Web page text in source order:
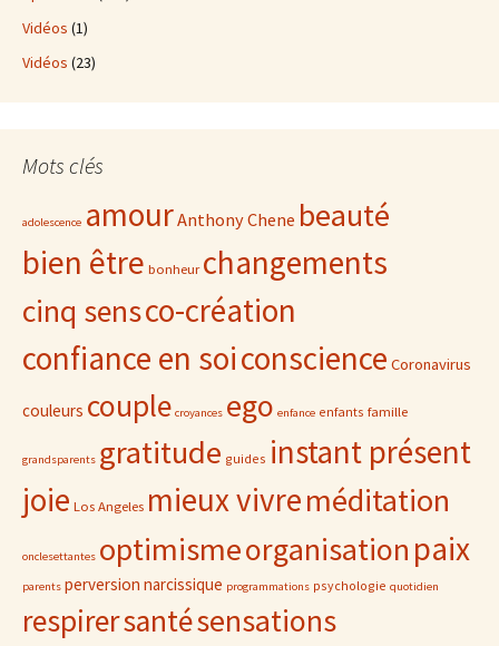
Vidéos (1)
Vidéos (23)
Mots clés
adolescence amourAnthony Chene beauté
bien être bonheur changements
cinq sensco-création
confiance en soiconscience Coronavirus
couleurs couple croyances ego enfance enfants famille
grandsparents gratitude guides instant présent
joie Los Angeles mieux vivreméditation
onclesettantes optimismeorganisationpaix
parents perversion narcissique programmations psychologie quotidien
respirersantésensations